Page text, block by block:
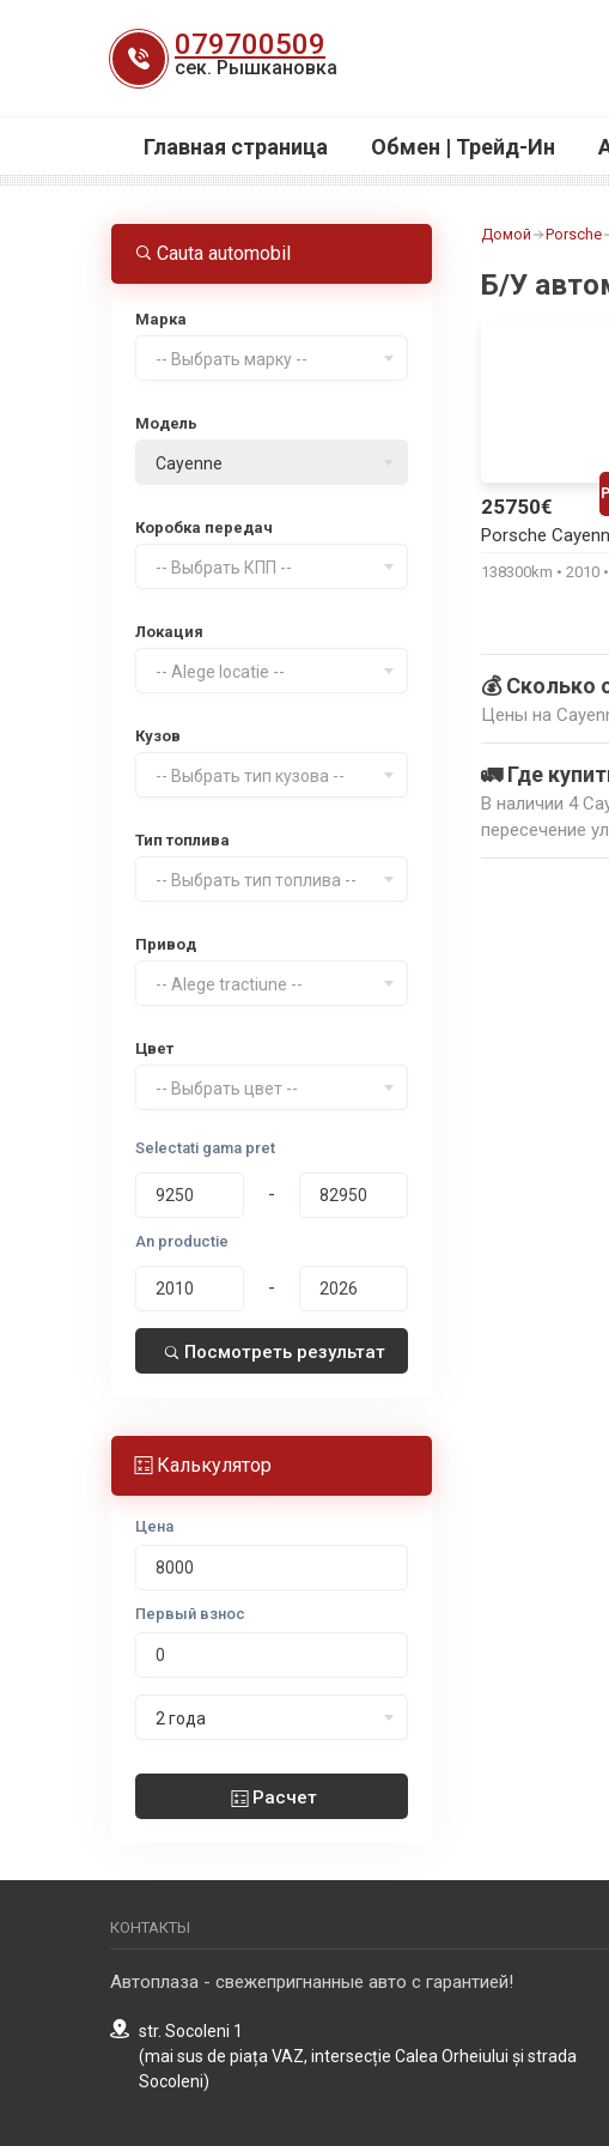
содержанию
079700509
сек. Рышкановка
Главная страница Обмен | Трейд-Ин
Cauta automobil
Марка
-- Выбрать марку --
Модель
Cayenne
Коробка передач
-- Выбрать КПП --
Локация
-- Alege locatie --
Кузов
-- Выбрать тип кузова --
Тип топлива
-- Выбрать тип топлива --
Привод
-- Alege tractiune --
Цвет
-- Выбрать цвет --
Selectati gama pret
-
An productie
-
Посмотреть результат
Калькулятор
Цена
Первый взнос
2 года
Расчет
Домой Porsche
Б/У
25750€
Porsche
138300km 2010
💰 Сколько
Цены на
🚛 Где
В наличии 4
пересечение
КОНТАКТЫ
Автоплаза - свежепригнанные авто с гарантией!
str. Socoleni 1
(mai sus de piața VAZ, intersecție Calea Orheiului și strada
Socoleni)